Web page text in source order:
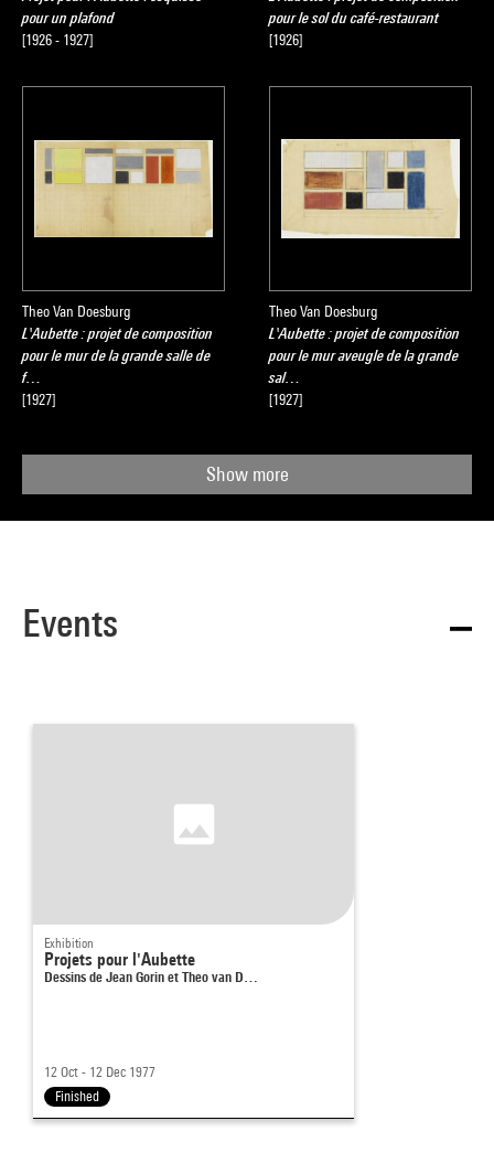
pour un plafond
[1926 - 1927]
pour le sol du café-restaurant
[1926]
Theo Van Doesburg
L'Aubette : projet de composition
pour le mur de la grande salle de
f…
[1927]
Theo Van Doesburg
L'Aubette : projet de composition
pour le mur aveugle de la grande
sal…
[1927]
Show more
Events
Exhibition
Projets pour l'Aubette
Dessins de Jean Gorin et Theo van D…
12 Oct - 12 Dec 1977
Finished